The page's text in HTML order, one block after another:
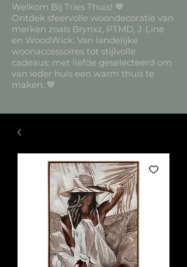
Welkom Bij Tries Thuis! 🤎
Ontdek sfeervolle woondecoratie van
merken zoals Brynxz, PTMD, J-Line
en WoodWick. Van landelijke
woonaccessoires tot stijlvolle
cadeaus: met liefde geselecteerd om
van ieder huis een warm thuis te
maken. 🤎